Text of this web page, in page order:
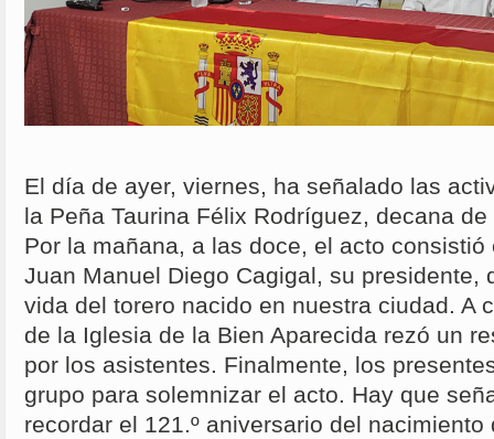
El día de ayer, viernes, ha señalado las
la Peña Taurina Félix Rodríguez, decana
Por la mañana, a las doce, el acto
Juan Manuel Diego Cagigal, su presidente,
vida del torero nacido en nuestra ciudad. A
de la Iglesia de la Bien Aparecida rezó un
por los asistentes. Finalmente, los
grupo para solemnizar el acto. Hay que
recordar el 121.º aniversario del nacimiento